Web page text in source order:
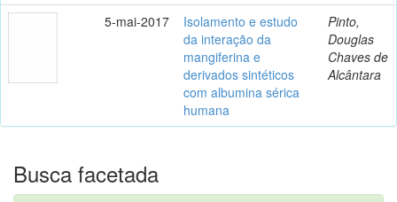
5-mai-2017
Isolamento e estudo
da interação da
mangiferina e
derivados sintéticos
com albumina sérica
humana
Pinto,
Douglas
Chaves de
Alcântara
Busca facetada